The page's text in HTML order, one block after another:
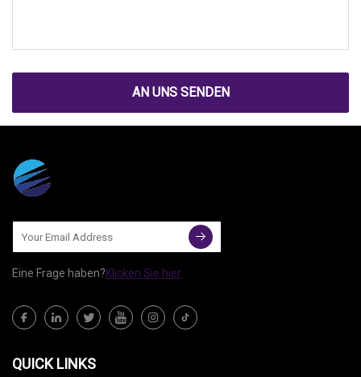
AN UNS SENDEN
Eine Frage haben?Klicken Sie hier
QUICK LINKS